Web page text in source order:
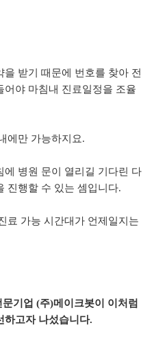
받기 때문에 번호를 찾아 전
어야 마침내 진료일정을 조율
에만 가능하지요.
에 병원 문이 열리길 기다린 다
진행할 수 있는 셈입니다.
료 가능 시간대가 언제일지는
기업 (주)메이크봇이 이처럼
하고자 나섰습니다.